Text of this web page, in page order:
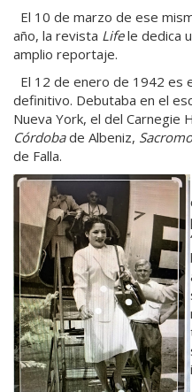
El 10 de marzo de ese
año, la revista Lifele dedica
amplio reportaje.
El 12 de enero de 1942 es
definitivo. Debutaba en el
Nueva York, el del Carnegie
Córdobade Albeniz,
de Falla.